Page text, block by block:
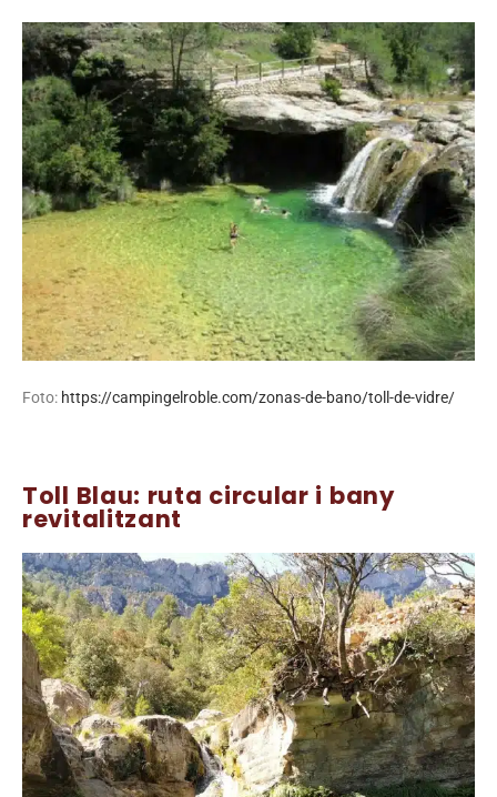
Foto: https://campingelroble.com/zonas-de-bano/toll-de-vidre/
Toll Blau: ruta circular i bany
revitalitzant